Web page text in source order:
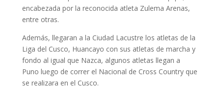
encabezada por la reconocida atleta Zulema Arenas,
entre otras.
Además, llegaran a la Ciudad Lacustre los atletas de la
Liga del Cusco, Huancayo con sus atletas de marcha y
fondo al igual que Nazca, algunos atletas llegan a
Puno luego de correr el Nacional de Cross Country que
se realizara en el Cusco.